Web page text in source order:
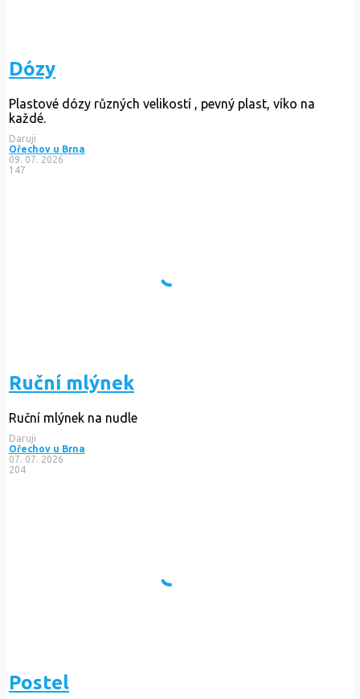
Dózy
Plastové dózy různých velikostí , pevný plast, víko na
každé.
Daruji
Ořechov u Brna
09. 07. 2026
147
Ruční mlýnek
Ruční mlýnek na nudle
Daruji
Ořechov u Brna
07. 07. 2026
204
Postel